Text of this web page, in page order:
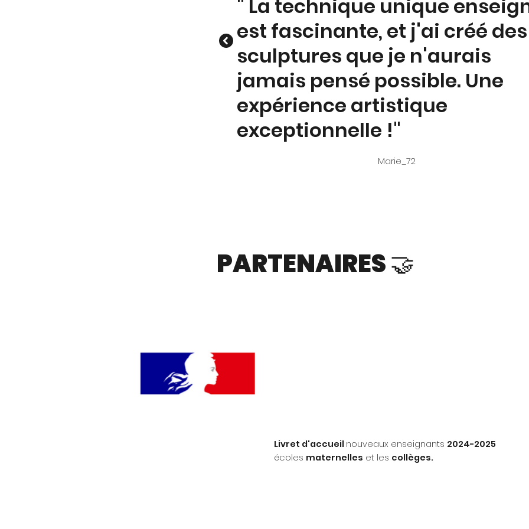
" La technique unique
est fascinante, et j'ai créé des
sculptures que je n'aurais
jamais pensé possible. Une
expérience artistique
exceptionnelle !"
Marie_72
PARTENAIRES 🤝
Livret d'accueil nouveaux enseignants 2024-2025
écoles maternelles et les collèges.